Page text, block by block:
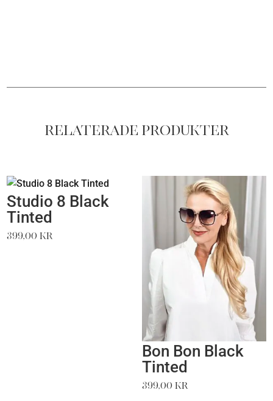
Relaterade produkter
Studio 8 Black
Tinted
399,00kr
Bon Bon Black
Tinted
399,00 kr